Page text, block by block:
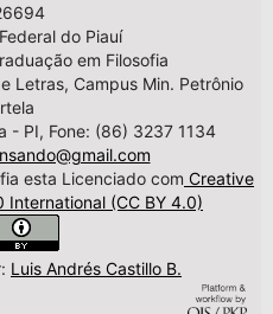
do Piauí
em Filosofia
Letras, Campus Min. Petrônio
- PI, Fone: (86) 3237 1134
esta Licenciado com Creative
(CC BY 4.0)
Luis Andrés Castillo B.